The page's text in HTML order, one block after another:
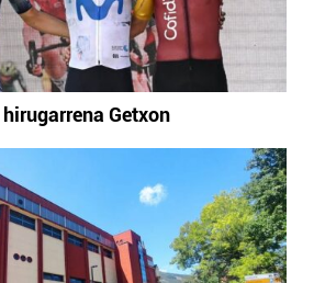
Getxon